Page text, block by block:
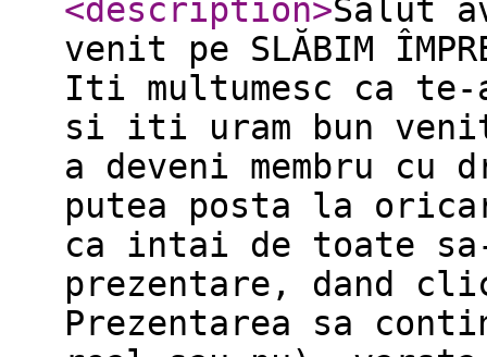
<description>Salut
venit pe SLĂBIM
Iti multumesc ca
si iti uram bun
a deveni membru
putea posta la
ca intai de toate
prezentare, dand
Prezentarea sa